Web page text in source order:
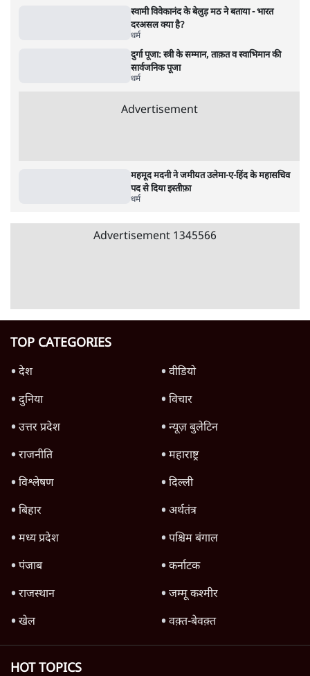
स्वामी विवेकानंद के बेलुड़ मठ ने बताया - भारत
दरअसल क्या है?
धर्म
दुर्गा पूजा: स्त्री के सम्मान, ताक़त व स्वाभिमान की
सार्वजनिक पूजा
धर्म
Advertisement
महमूद मदनी ने जमीयत उलेमा-ए-हिंद के महासचिव
पद से दिया इस्तीफ़ा
धर्म
Advertisement 1345566
TOP CATEGORIES
देश
वीडियो
दुनिया
विचार
उत्तर प्रदेश
न्यूज़ बुलेटिन
राजनीति
महाराष्ट्र
विश्लेषण
दिल्ली
बिहार
अर्थतंत्र
मध्य प्रदेश
पश्चिम बंगाल
पंजाब
कर्नाटक
राजस्थान
जम्मू कश्मीर
खेल
वक़्त-बेवक़्त
HOT TOPICS